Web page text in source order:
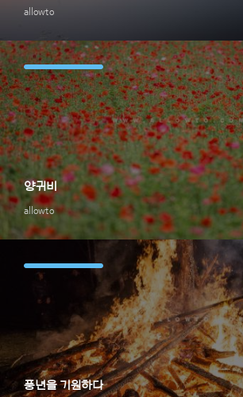
allowto
allowto
양귀비
풍년을 기원하다